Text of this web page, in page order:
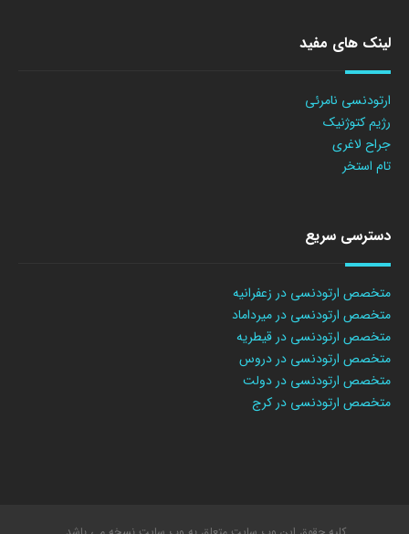
لینک های مفید
ارتودنسی نامرئی
رژیم کتوژنیک
جراح لاغری
تام استخر
دسترسی سریع
متخصص ارتودنسی در زعفرانیه
متخصص ارتودنسی در میرداماد
متخصص ارتودنسی در قیطریه
متخصص ارتودنسی در دروس
متخصص ارتودنسی در دولت
متخصص ارتودنسی در کرج